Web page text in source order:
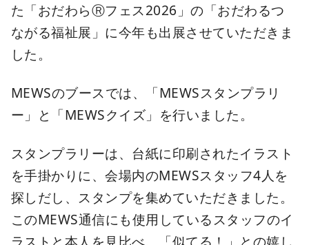
た「おだわらⓇフェス2026」の「おだわるつ
ながる福祉展」に今年も出展させていただきま
した。
MEWSのブースでは、「MEWSスタンプラリ
ー」と「MEWSクイズ」を行いました。
スタンプラリーは、台紙に印刷されたイラスト
を手掛かりに、会場内のMEWSスタッフ4人を
探しだし、スタンプを集めていただきました。
このMEWS通信にも使用しているスタッフのイ
ラストと本人を見比べ、「似てる！」との嬉し